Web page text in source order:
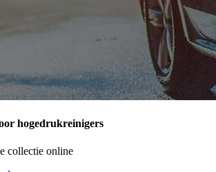
hogedrukreinigers
collectie online